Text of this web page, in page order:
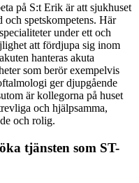
på S:t Erik är att sjukhuset
spetskompetens. Här
under ett och
att fördjupa sig inom
hanteras akuta
som berör exempelvis
ger djupgående
är kollegorna på huset
och hjälpsamma,
och rolig.
tjänsten som ST-